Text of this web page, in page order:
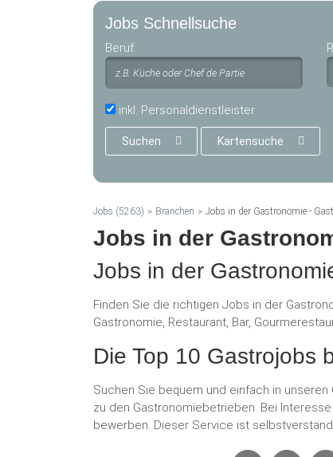
Jobs Schnellsuche
Beruf:
inkl. Personaldienstleister
Suchen Kartensuche
Jobs (5263) Branchen Jobs in der Gastronomie -
Jobs in der
Jobs in der
Finden Sie die richtigen Jobs in der
Gastronomie, Restaurant, Bar,
Die Top 10 Gastrojobs
Suchen Sie bequem und einfach in
zu den Gastronomiebetrieben. Bei
bewerben. Dieser Service ist